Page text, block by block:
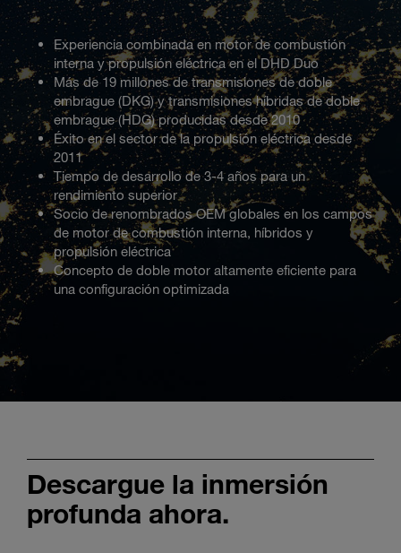
Experiencia combinada en motor de combustión
interna y propulsión eléctrica en el DHD Duo
Más de 19 millones de transmisiones de doble
embrague (DKG) y transmisiones híbridas de doble
embrague (HDG) producidas desde 2010
Éxito en el sector de la propulsión eléctrica desde
2011
Tiempo de desarrollo de 3-4 años para un
rendimiento superior
Socio de renombrados OEM globales en los campos
de motor de combustión interna, híbridos y
propulsión eléctrica
Concepto de doble motor altamente eficiente para
una configuración optimizada
Descargue la inmersión
profunda ahora.